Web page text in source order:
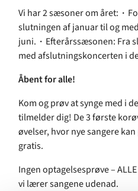
Vi har 2 sæsoner om året: ·
slutningen af januar til og
juni. · Efterårssæsonen: Fra
med afslutningskoncerten i
Åbent for alle!
Kom og prøv at synge med i
tilmelder dig! De 3 første
øvelser, hvor nye sangere
gratis.
Ingen optagelsesprøve –
vi lærer sangene udenad.